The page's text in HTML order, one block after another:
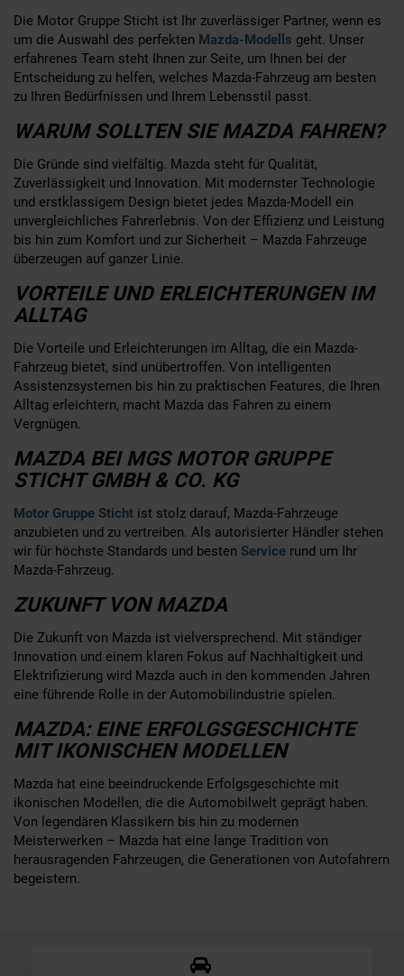
Die Motor Gruppe Sticht ist Ihr zuverlässiger Partner, wenn es
um die Auswahl des perfekten Mazda-Modells geht. Unser
erfahrenes Team steht Ihnen zur Seite, um Ihnen bei der
Entscheidung zu helfen, welches Mazda-Fahrzeug am besten
zu Ihren Bedürfnissen und Ihrem Lebensstil passt.
WARUM SOLLTEN SIE MAZDA FAHREN?
Die Gründe sind vielfältig. Mazda steht für Qualität,
Zuverlässigkeit und Innovation. Mit modernster Technologie
und erstklassigem Design bietet jedes Mazda-Modell ein
unvergleichliches Fahrerlebnis. Von der Effizienz und Leistung
bis hin zum Komfort und zur Sicherheit – Mazda Fahrzeuge
überzeugen auf ganzer Linie.
VORTEILE UND ERLEICHTERUNGEN IM
ALLTAG
Die Vorteile und Erleichterungen im Alltag, die ein Mazda-
Fahrzeug bietet, sind unübertroffen. Von intelligenten
Assistenzsystemen bis hin zu praktischen Features, die Ihren
Alltag erleichtern, macht Mazda das Fahren zu einem
Vergnügen.
MAZDA BEI MGS MOTOR GRUPPE
STICHT GMBH & CO. KG
Motor Gruppe Sticht ist stolz darauf, Mazda-Fahrzeuge
anzubieten und zu vertreiben. Als autorisierter Händler stehen
wir für höchste Standards und besten Service rund um Ihr
Mazda-Fahrzeug.
ZUKUNFT VON MAZDA
Die Zukunft von Mazda ist vielversprechend. Mit ständiger
Innovation und einem klaren Fokus auf Nachhaltigkeit und
Elektrifizierung wird Mazda auch in den kommenden Jahren
eine führende Rolle in der Automobilindustrie spielen.
MAZDA: EINE ERFOLGSGESCHICHTE
MIT IKONISCHEN MODELLEN
Mazda hat eine beeindruckende Erfolgsgeschichte mit
ikonischen Modellen, die die Automobilwelt geprägt haben.
Von legendären Klassikern bis hin zu modernen
Meisterwerken – Mazda hat eine lange Tradition von
herausragenden Fahrzeugen, die Generationen von Autofahrern
begeistern.